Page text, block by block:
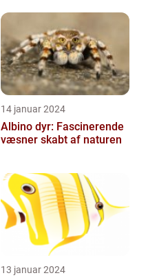
14 januar 2024
Albino dyr: Fascinerende
væsner skabt af naturen
13 januar 2024